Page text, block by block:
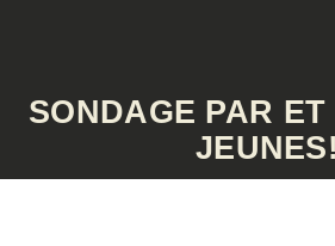
SONDAGE PAR
JEUNES!